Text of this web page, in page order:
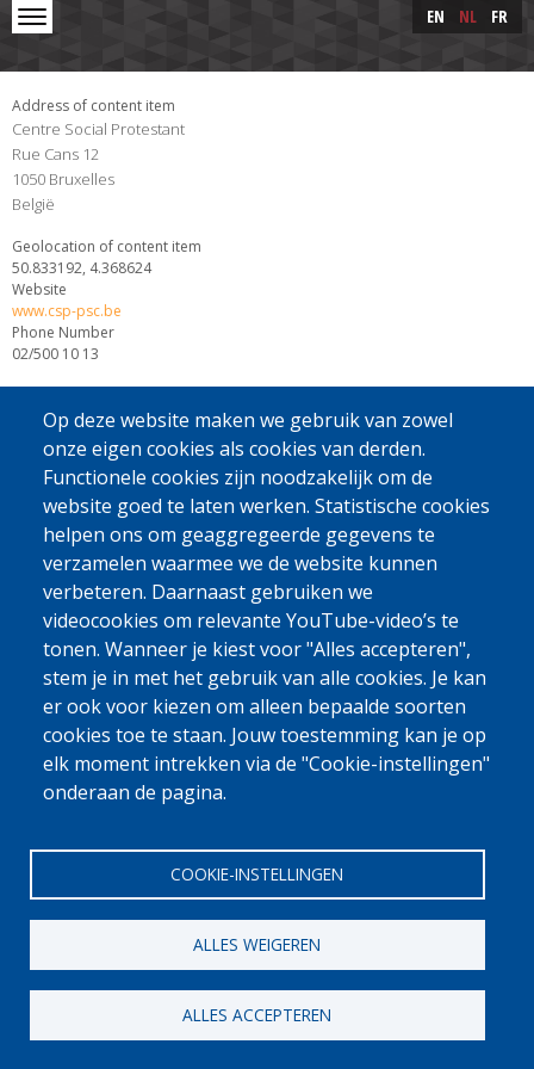
Skip
to
content
Skip to main content EN NL FR
Address of content item
Centre Social Protestant
Rue Cans 12
1050 Bruxelles
België
Geolocation of content item
50.833192, 4.368624
Website
www.csp-psc.be
Phone Number
02/500 10 13
[Gratis Nummer]
0800 327 45
Cookieverklaring Privacy, copyright en disclaimer Cookie Settings
Op deze website maken we gebruik van zowel
onze eigen cookies als cookies van derden.
Functionele cookies zijn noodzakelijk om de
website goed te laten werken. Statistische cookies
helpen ons om geaggregeerde gegevens te
verzamelen waarmee we de website kunnen
verbeteren. Daarnaast gebruiken we
videocookies om relevante YouTube-video’s te
tonen. Wanneer je kiest voor "Alles accepteren",
stem je in met het gebruik van alle cookies. Je kan
er ook voor kiezen om alleen bepaalde soorten
cookies toe te staan. Jouw toestemming kan je op
elk moment intrekken via de "Cookie-instellingen"
onderaan de pagina.
COOKIE-INSTELLINGEN
ALLES WEIGEREN
ALLES ACCEPTEREN